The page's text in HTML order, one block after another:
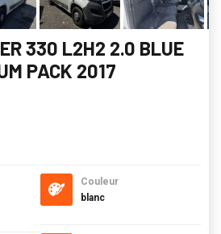
330 L2H2 2.0 BLUE
PACK 2017
Couleur
blanc